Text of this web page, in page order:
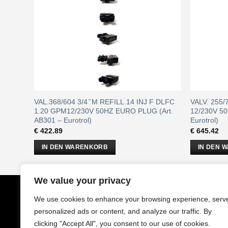
We value your privacy
We use cookies to enhance your browsing experience,
personalized ads or content, and analyze our traffic. By
clicking "Accept All", you consent to our use of cookies.
VAL.368/604 3/4 ̋ M REFILL.14 INJ F DLFC
1.20 GPM12/230V 50HZ EURO PLUG (Art.
AB301 – Eurotrol)
€422.89
IN DEN WARENKORB
VALV.
12/230V
Eurotrol)
€ 645.42
IN DEN
CobrAmGmbH
Stuwerstraße 50/1
1020 Wien - Österreich
AGB